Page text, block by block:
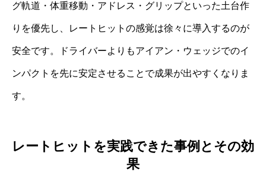
グ軌道・体重移動・アドレス・グリップといった土台作
りを優先し、レートヒットの感覚は徐々に導入するのが
安全です。ドライバーよりもアイアン・ウェッジでのイ
ンパクトを先に安定させることで成果が出やすくなりま
す。
レートヒットを実践できた事例とその効
果